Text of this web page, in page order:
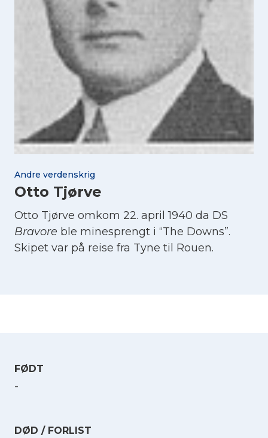
Andre verdenskrig
Otto Tjørve
Otto Tjørve omkom 22. april 1940 da DS
Bravore ble minesprengt i “The Downs”.
Skipet var på reise fra Tyne til Rouen.
FØDT
-
DØD / FORLIST